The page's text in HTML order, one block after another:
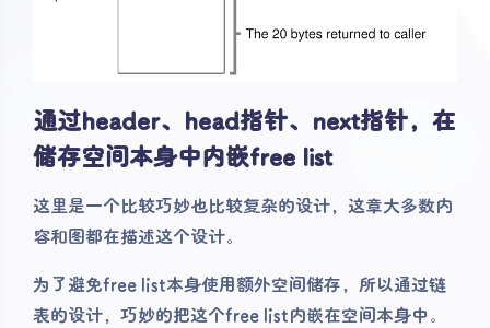
通过header、head指针、next指针，在
储存空间本身中内嵌free list
这里是一个比较巧妙也比较复杂的设计，这章大多数内
容和图都在描述这个设计。
为了避免free list本身使用额外空间储存，所以通过链
表的设计，巧妙的把这个free list内嵌在空间本身中。